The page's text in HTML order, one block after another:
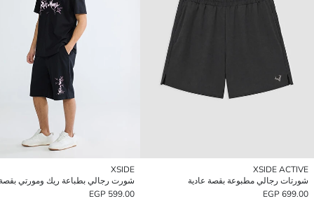
XSIDE ACTIVE
شورتات رجالي مطبوعة بقصة عادية
699.00 EGP
XSIDE
شورت رجالي بطباعة ريك ومورتي بقصة
599.00 EGP